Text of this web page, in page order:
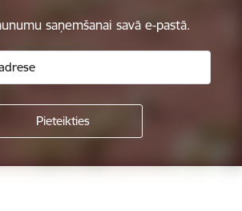
saņemšanai savā e-pastā.